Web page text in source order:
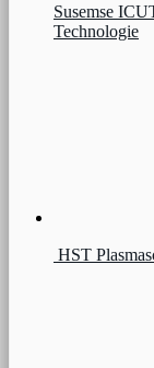
Susemse
Technologie
HST